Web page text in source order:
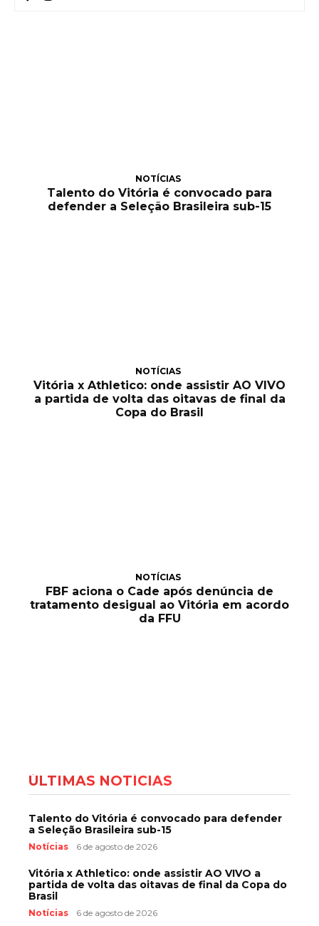
NOTÍCIAS
Talento do Vitória é convocado para
defender a Seleção Brasileira sub-15
NOTÍCIAS
Vitória x Athletico: onde assistir AO VIVO
a partida de volta das oitavas de final da
Copa do Brasil
NOTÍCIAS
FBF aciona o Cade após denúncia de
tratamento desigual ao Vitória em acordo
da FFU
ÚLTIMAS NOTÍCIAS
Talento do Vitória é convocado para defender
a Seleção Brasileira sub-15
Notícias 6 de agosto de 2026
Vitória x Athletico: onde assistir AO VIVO a
partida de volta das oitavas de final da Copa do
Brasil
Notícias 6 de agosto de 2026